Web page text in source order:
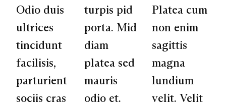
Odio duis
ultrices
tincidunt
facilisis,
parturient
sociis cras
turpis pid
porta. Mid
diam
platea sed
mauris
odio et.
Platea cum
non enim
sagittis
magna
lundium
velit. Velit